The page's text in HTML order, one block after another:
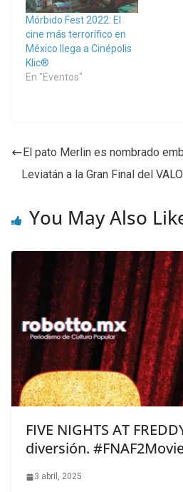
Mórbido Fest 2022: El
cine más terrorífico en
México llega a Cinépolis
Klic®
En "Eventos"
El pato Merlin es nombrado
Leviatán a la Gran Final del
You May Also
FIVE NIGHTS AT
diversión.
3 abril, 2025